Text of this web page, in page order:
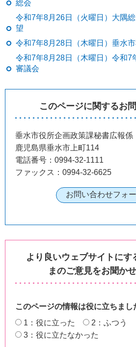
総会
令和7年8月26日（火曜日）大隅
望
令和7年8月28日（木曜日）垂水
令和7年8月28日（木曜日）令和7
審議会
このページに関するお
垂水市役所企画政策課秘書広報係
鹿児島県垂水市上町114
電話番号：0994-32-1111
ファックス：0994-32-6625
より良いウェブサイトにす
まのご意見をお聞か
このページの情報は役に立ちまし
1：役に立った
2：ふつう
3：役に立たなかった